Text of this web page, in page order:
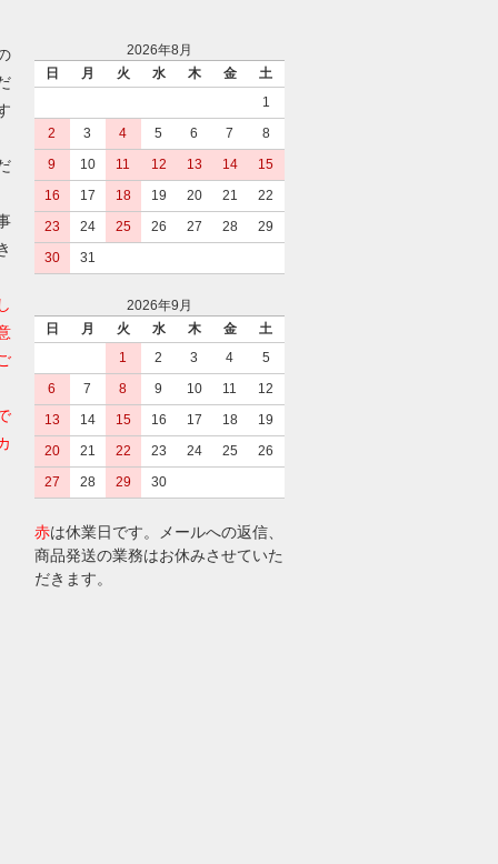
2026年8月
日
月 火 水 木 金
土
1
2
3 4 5 6 7
8
9
10 11 12 13 14
15
16
17 18 19 20 21
22
23
24 25 26 27 28
29
30
31
2026年9月
日
月 火 水 木 金
土
1
2 3 4
5
6
7 8 9 10 11
12
13
14 15 16 17 18
19
20
21 22 23 24 25
26
27
28 29 30
赤は休業日です。メールへの返信、
商品発送の業務はお休みさせていた
だきます。